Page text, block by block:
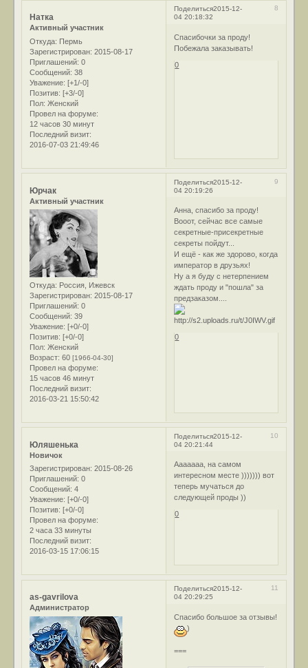
Поделиться 8
2015-12-
04 20:18:32
Натка
Активный участник
Откуда: Пермь
Зарегистрирован: 2015-08-17
Приглашений: 0
Сообщений: 38
Уважение: [+1/-0]
Позитив: [+3/-0]
Пол: Женский
Провел на форуме:
12 часов 30 минут
Последний визит:
2016-07-03 21:49:46
Спасибочки за проду!
Побежала заказывать!
0
Поделиться 9
2015-12-
04 20:19:26
Юрчак
Активный участник
Откуда: Россия, Ижевск
Зарегистрирован: 2015-08-17
Приглашений: 0
Сообщений: 39
Уважение: [+0/-0]
Позитив: [+0/-0]
Пол: Женский
Возраст: 60[1966-04-30]
Провел на форуме:
15 часов 46 минут
Последний визит:
2016-03-21 15:50:42
Анна, спасибо за проду!
Вооот, сейчас все самые
секретные-присекретные
секреты пойдут...
И ещё - как же здорово, когда
император в друзьях!
Ну а я буду с нетерпением
ждать проду и "пошла" за
предзаказом....
0
Поделиться 10
2015-12-
04 20:21:44
Юляшенька
Новичок
Зарегистрирован: 2015-08-26
Приглашений: 0
Сообщений: 4
Уважение: [+0/-0]
Позитив: [+0/-0]
Провел на форуме:
2 часа 33 минуты
Последний визит:
2016-03-15 17:06:15
Ааааааа, на самом
интересном месте ))))))) вот
теперь мучаться до
следующей проды ))
0
Поделиться 11
2015-12-
04 20:29:25
as-gavrilova
Администратор
Спасибо большое за отзывы!
)
===